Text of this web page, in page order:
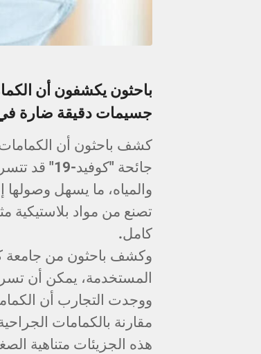
باحثون يكشفون أن
جسيمات دقيقة ضارة في
كشف باحثون أن
جائحة
والمياه، ما يسهل
كامل.
وكشف باحثون من جامعة
المستخدمة، يمكن أن
مقارنة بالكمامات
هذه الجزيئات متناهية